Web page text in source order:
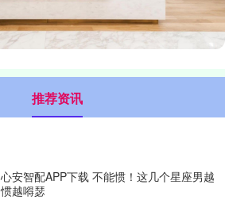
推荐资讯
心安智配APP下载 不能惯！这几个星座男越
惯越嘚瑟